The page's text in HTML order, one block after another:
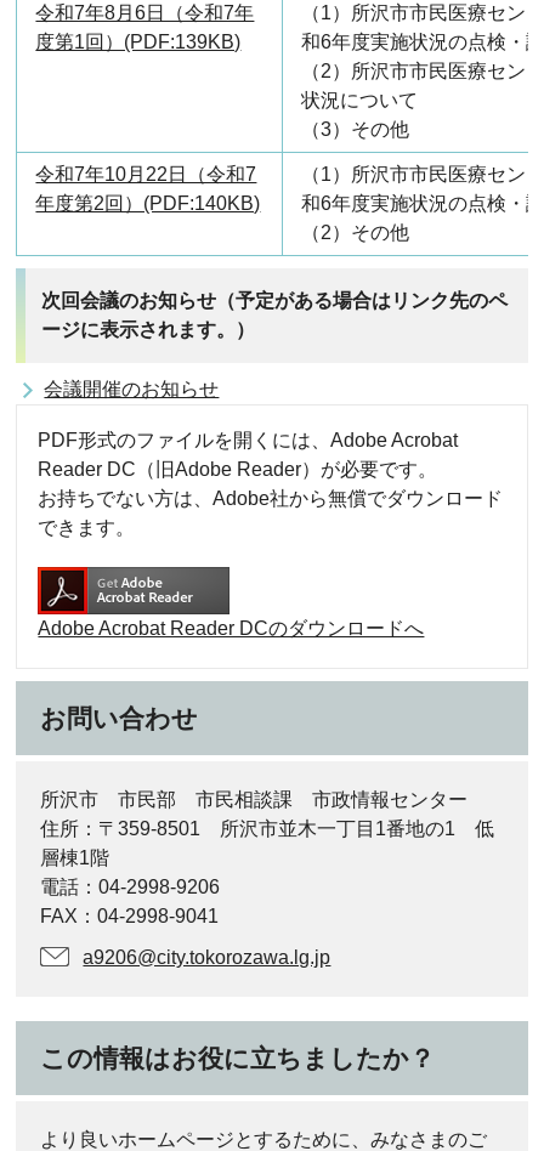
令和7年8月6日（令和7年
度第1回）(PDF:139KB)
（1）所沢市市民医療セン
和6年度実施状況の点検・
（2）所沢市市民医療セン
状況について
（3）その他
令和7年10月22日（令和7
年度第2回）(PDF:140KB)
（1）所沢市市民医療セン
和6年度実施状況の点検・
（2）その他
次回会議のお知らせ（予定がある場合はリンク先のペ
ージに表示されます。）
会議開催のお知らせ
PDF形式のファイルを開くには、Adobe Acrobat
Reader DC（旧Adobe Reader）が必要です。
お持ちでない方は、Adobe社から無償でダウンロード
できます。
Adobe Acrobat Reader DCのダウンロードへ
お問い合わせ
所沢市 市民部 市民相談課 市政情報センター
住所：〒359-8501 所沢市並木一丁目1番地の1 低
層棟1階
電話：04-2998-9206
FAX：04-2998-9041
a9206@city.tokorozawa.lg.jp
この情報はお役に立ちましたか？
より良いホームページとするために、みなさまのご